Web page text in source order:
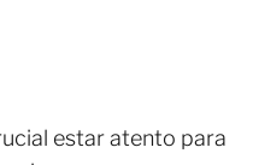
estar atento para